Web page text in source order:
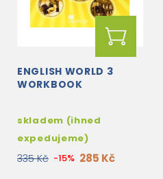
ENGLISH WORLD 3
WORKBOOK
skladem (ihned
expedujeme)
335 Kč -15% 285 Kč